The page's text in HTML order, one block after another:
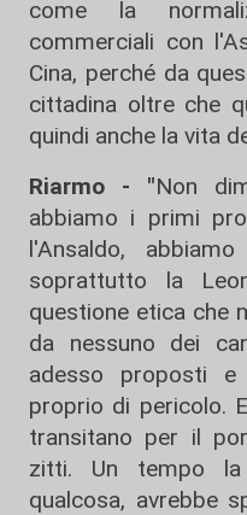
come la
commerciali con
Cina, perché da
cittadina oltre che
quindi anche la vita
Riarmo - "Non
abbiamo i primi
l'Ansaldo,
soprattutto la
questione etica che
da nessuno dei
adesso proposti
proprio di pericolo.
transitano per il
zitti. Un tempo la
qualcosa, avrebbe